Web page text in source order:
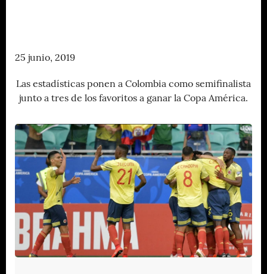
25 junio, 2019
Las estadísticas ponen a Colombia como semifinalista
junto a tres de los favoritos a ganar la Copa América.